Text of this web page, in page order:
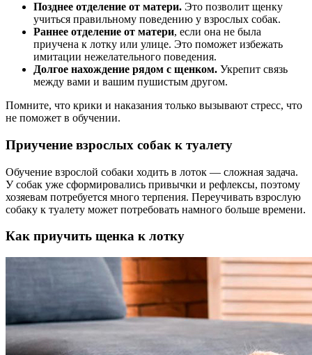
Позднее отделение от матери. Это позволит щенку
учиться правильному поведению у взрослых собак.
Раннее отделение от матери, если она не была
приучена к лотку или улице. Это поможет избежать
имитации нежелательного поведения.
Долгое нахождение рядом с щенком. Укрепит связь
между вами и вашим пушистым другом.
Помните, что крики и наказания только вызывают стресс, что
не поможет в обучении.
Приучение взрослых собак к туалету
Обучение взрослой собаки ходить в лоток — сложная задача.
У собак уже сформировались привычки и рефлексы, поэтому
хозяевам потребуется много терпения. Переучивать взрослую
собаку к туалету может потребовать намного больше времени.
Как приучить щенка к лотку